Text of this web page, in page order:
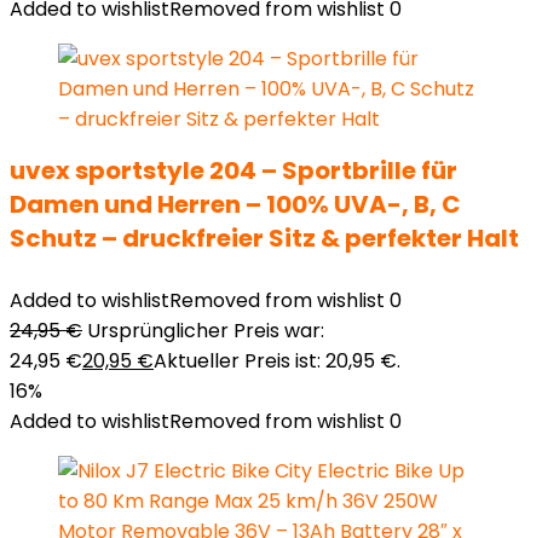
Added to wishlistRemoved from wishlist 0
uvex sportstyle 204 – Sportbrille für
Damen und Herren – 100% UVA-, B, C
Schutz – druckfreier Sitz & perfekter Halt
Added to wishlistRemoved from wishlist 0
24,95€ Ursprünglicher Preis war:
24,95 €20,95 €Aktueller Preis ist: 20,95 €.
16%
Added to wishlistRemoved from wishlist 0